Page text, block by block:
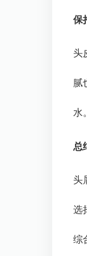
保
头
腻
水
总
头
选
综